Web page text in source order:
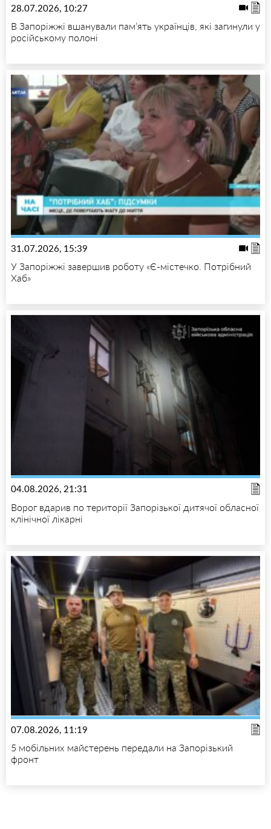
28.07.2026, 10:27
В Запоріжжі вшанували пам’ять українців, які загинули у
російському полоні
31.07.2026, 15:39
У Запоріжжі завершив роботу «Є-містечко. Потрібний
Хаб»
04.08.2026, 21:31
Ворог вдарив по території Запорізької дитячої обласної
клінічної лікарні
07.08.2026, 11:19
5 мобільних майстерень передали на Запорізький
фронт